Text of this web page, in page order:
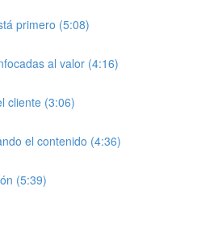
primero (5:08)
al valor (4:16)
cliente (3:06)
el contenido (4:36)
(5:39)